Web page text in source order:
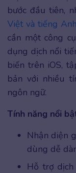
bước đầu tiên,
Việt và tiếng Anh
cần một công
dụng dịch nổi
biến trên iOS,
bản với nhiều
ngôn ngữ.
Tính năng nổi
Nhận diện
dùng dễ
Hỗ trợ